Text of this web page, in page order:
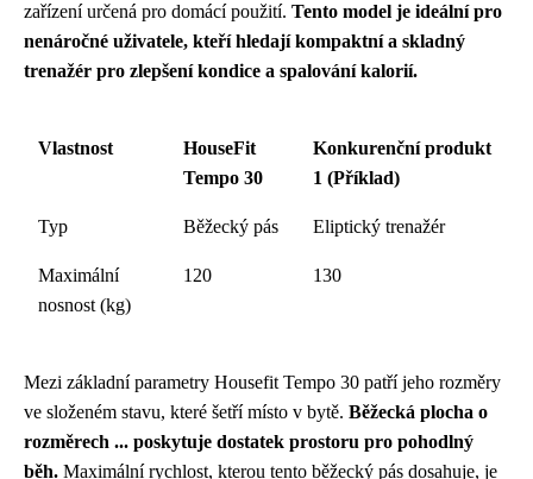
zařízení určená pro domácí použití. Tento model je ideální pro
nenáročné uživatele, kteří hledají kompaktní a skladný
trenažér pro zlepšení kondice a spalování kalorií.
Vlastnost
HouseFit
Tempo 30
Konkurenční produkt
1 (Příklad)
Typ Běžecký pás Eliptický trenažér
Maximální
nosnost (kg)
120 130
Mezi základní parametry Housefit Tempo 30 patří jeho rozměry
ve složeném stavu, které šetří místo v bytě. Běžecká plocha o
rozměrech ... poskytuje dostatek prostoru pro pohodlný
běh. Maximální rychlost, kterou tento běžecký pás dosahuje, je